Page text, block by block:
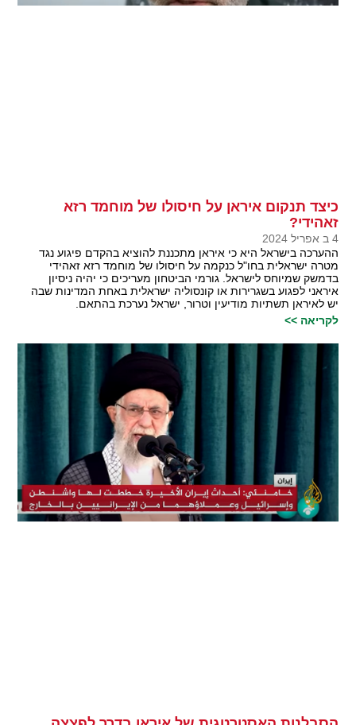
כיצד תנקום איראן על חיסולו של מוחמד רזא
זאהידי?
4 ב אפריל 2024
ההערכה בישראל היא כי איראן מתכננת להוציא בהקדם פיגוע נגד
מטרה ישראלית בחו"ל כנקמה על חיסולו של מוחמד רזא זאהידי
בדמשק שמיוחס לישראל. גורמי הביטחון מעריכים כי יהיה ניסיון
איראני לפגוע בשגרירות או קונסוליה ישראלית באחת המדינות שבה
יש לאיראן תשתיות מודיעין וטרור, ישראל נערכת בהתאם.
לקריאה >>